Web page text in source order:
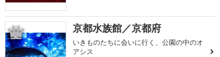
2 京都水族館／京都府
いきものたちに会いに行く、公園の中のオ
アシス